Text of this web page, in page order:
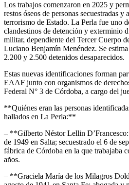
Los trabajos comenzaron en 2025 y
restos óseos de personas secuestradas y
terrorismo de Estado. La Perla fue uno
clandestinos de detención y exterminio
militar, dependiente del Tercer Cuerpo
Luciano Benjamín Menéndez. Se
2.200 y 2.500 detenidos desaparecidos.
Estas nuevas identificaciones forman
EAAF junto con organismos de
Federal N° 3 de Córdoba, a cargo del
**Quiénes eran las personas
hallados en La Perla:**
– **Gilberto Néstor Lellin
de 1949 en Salta; secuestrado el 6 de
fábrica de Córdoba en la que trabajaba
años.
– **Graciela María de los Milagros